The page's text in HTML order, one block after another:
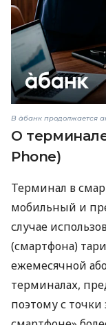
В àбанк продолжается
О
Phone)
Терминал в
мобильный и
случае
(смартфона)
ежемесячной
терминалах,
поэтому с